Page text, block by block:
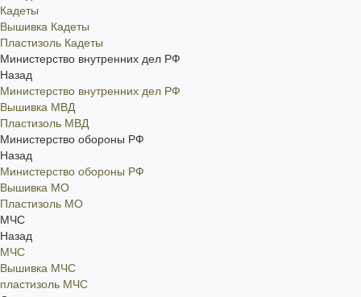
Кадеты
Вышивка Кадеты
Пластизоль Кадеты
Министерство внутренних дел РФ
Назад
Министерство внутренних дел РФ
Вышивка МВД
Пластизоль МВД
Министерство обороны РФ
Назад
Министерство обороны РФ
Вышивка МО
Пластизоль МО
МЧС
Назад
МЧС
Вышивка МЧС
пластизоль МЧС